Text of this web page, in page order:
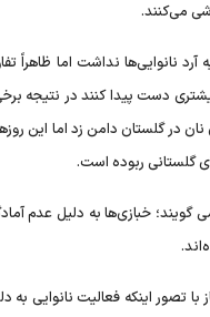
می‌کنند.
نانوایی‌ها نداشت اما ظاهراً
دست پیدا کنند در نتیجه
در گلستان دامن زد اما این
گلستانی ربوده است.
گویند؛ خبازی‌ها به دلیل عدم
تصور اینکه فعالیت نانوایی به